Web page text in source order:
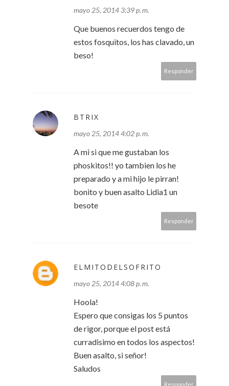
mayo 25, 2014 3:39 p. m.
Que buenos recuerdos tengo de
estos fosquitos, los has clavado, un
beso!
Responder
BTRIX
mayo 25, 2014 4:02 p. m.
A mi si que me gustaban los
phoskitos!! yo tambien los he
preparado y a mi hijo le pirran!
bonito y buen asalto Lidia1 un
besote
Responder
ELMITODELSOFRITO
mayo 25, 2014 4:08 p. m.
Hoola!
Espero que consigas los 5 puntos
de rigor, porque el post está
curradisimo en todos los aspectos!
Buen asalto, si señor!
Saludos
Responder